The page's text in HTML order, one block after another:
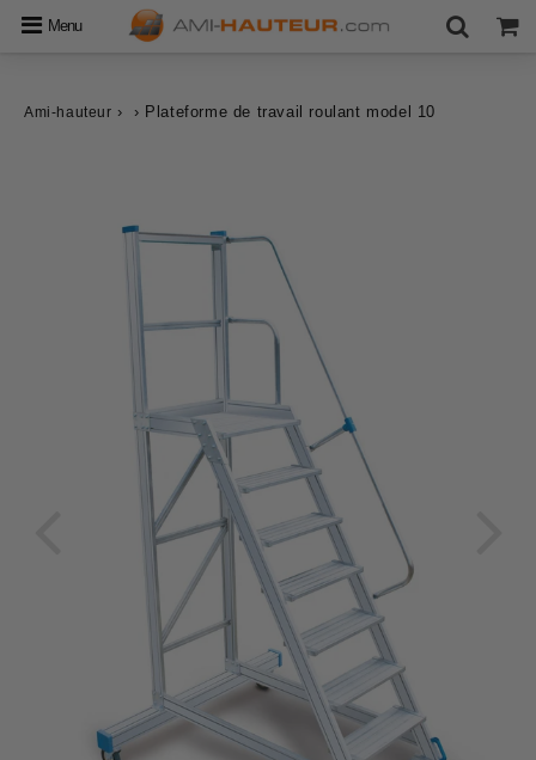
Menu
Ami-hauteur › › Plateforme de travail roulant model 10